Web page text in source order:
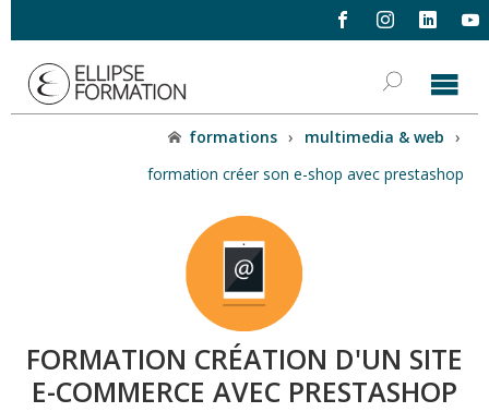
formations › multimedia & web ›
formation créer son e-shop avec prestashop
FORMATION CRÉATION D'UN SITE
E-COMMERCE AVEC PRESTASHOP